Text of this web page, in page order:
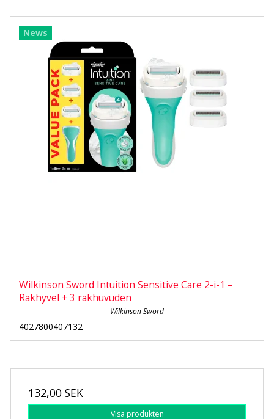
News
Wilkinson Sword Intuition Sensitive Care 2-i-1 –
Rakhyvel + 3 rakhuvuden
Wilkinson Sword
4027800407132
132,00 SEK
Visa produkten